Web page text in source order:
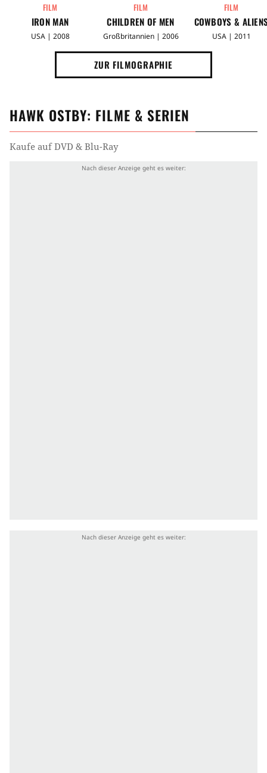
FILM
IRON MAN
USA | 2008
FILM
CHILDREN OF MEN
Großbritannien | 2006
FILM
COWBOYS &
USA | 2011
ZUR FILMOGRAPHIE
HAWK OSTBY: FILME & SERIEN
Kaufe auf DVD & Blu-Ray